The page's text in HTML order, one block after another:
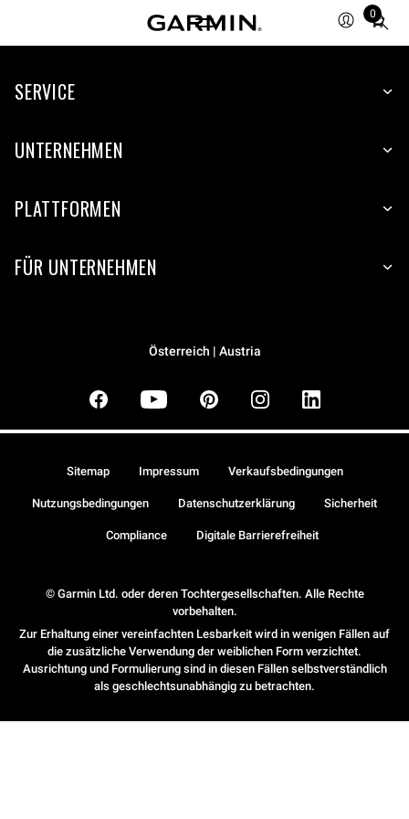
0
Total
items
cart:
SERVICE
UNTERNEHMEN
PLATTFORMEN
FÜR UNTERNEHMEN
Österreich | Austria
© Garmin Ltd. oder deren Tochtergesellschaften. Alle Rechte
vorbehalten.
Zur Erhaltung einer vereinfachten Lesbarkeit wird in wenigen Fällen auf
die zusätzliche Verwendung der weiblichen Form verzichtet.
Ausrichtung und Formulierung sind in diesen Fällen selbstverständlich
als geschlechtsunabhängig zu betrachten.
Sitemap Impressum Verkaufsbedingungen
Nutzungsbedingungen Datenschutzerklärung Sicherheit
Compliance Digitale Barrierefreiheit